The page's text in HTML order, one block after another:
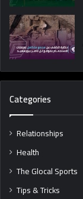
Categories
Relationships
Health
The Glocal Sports
Tips & Tricks